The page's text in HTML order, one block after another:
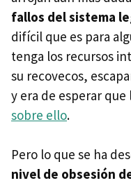
fallos del sistema
difícil que es para
tenga los recursos
su recovecos,
y era de esperar
sobre ello.
Pero lo que se ha
nivel de obsesión